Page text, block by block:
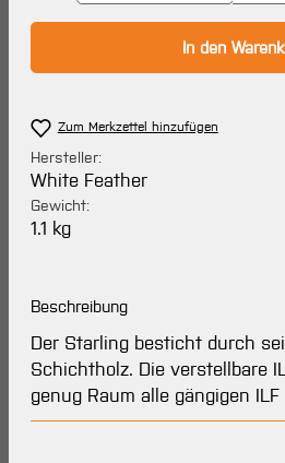
In den
Zum Merkzettel hinzufügen
Hersteller:
White Feather
Gewicht:
1.1 kg
Beschreibung
Der Starling besticht durch
Schichtholz. Die verstellbare
genug Raum alle gängigen